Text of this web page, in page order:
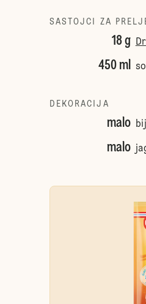
SASTOJCI ZA
18 g
450 ml
DEKORACIJA
malo
malo